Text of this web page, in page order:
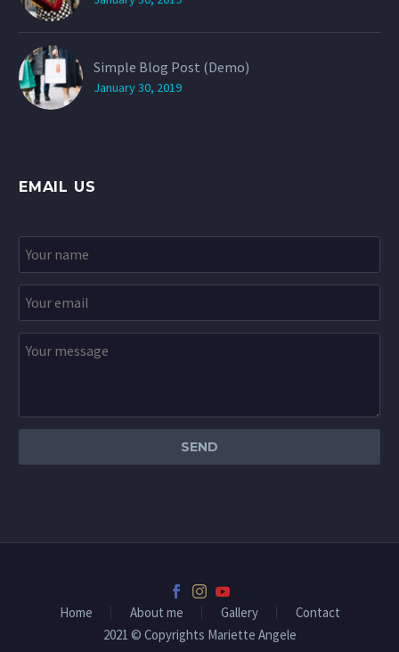
Simple Blog Post (Demo)
January 30, 2019
EMAIL US
Home About me Gallery
Contact
2021 © Copyrights Mariette Angele